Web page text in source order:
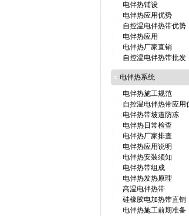
电伴热铺设
电伴热应用优势
自控温电伴热带优势
电伴热应用
电伴热厂家直销
自控温电伴热带批发
电伴热系统
电伴热施工规范
自控温电伴热带应用
电伴热带坡道防冻
电伴热日常检查
电伴热厂家排查
电伴热应用说明
电伴热安装须知
电伴热带组成
电伴热发热原理
高温电伴热带
硅橡胶电加热带直销
电伴热施工前期准备